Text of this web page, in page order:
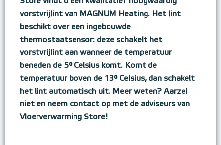
vorstvrijlint van MAGNUM Heating. Het lint
beschikt over een ingebouwde
thermostaatsensor: deze schakelt het
vorstvrijlint aan wanneer de temperatuur
beneden de 5° Celsius komt. Komt de
temperatuur boven de 13° Celsius, dan schakelt
het lint automatisch uit. Meer weten? Aarzel
niet en neem contact op met de adviseurs van
Vloerverwarming Store!